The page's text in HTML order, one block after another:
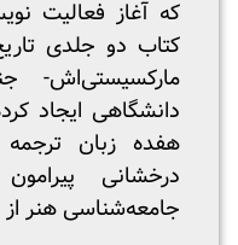
کتاب دو جلدی
مارکسیستی‌اش-
دانشگاهی ایجاد
هفده زبان
درخشانی
جامعه‌شناسی هنر